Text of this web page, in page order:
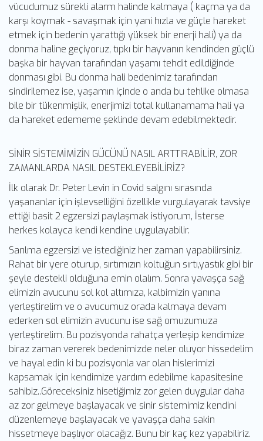
vücudumuz sürekli alarm halinde kalmaya ( kaçma ya da
karşı koymak - savaşmak için yani hızla ve güçle hareket
etmek için bedenin yarattığı yüksek bir enerji hali) ya da
donma haline geçiyoruz, tıpkı bir hayvanın kendinden güçlü
başka bir hayvan tarafından yaşamı tehdit edildiğinde
donması gibi. Bu donma hali bedenimiz tarafından
sindirilemez ise, yaşamın içinde o anda bu tehlike olmasa
bile bir tükenmişlik, enerjimizi total kullanamama hali ya
da hareket edememe şeklinde devam edebilmektedir.
SİNİR SİSTEMİMİZİN GÜCÜNÜ NASIL ARTTIRABİLİR, ZOR
ZAMANLARDA NASIL DESTEKLEYEBİLİRİZ?
İlk olarak Dr. Peter Levin in Covid salgını sırasında
yaşananlar için işlevselliğini özellikle vurgulayarak tavsiye
ettiği basit 2 egzersizi paylaşmak istiyorum, İsterse
herkes kolayca kendi kendine uygulayabilir.
Sarılma egzersizi ve istediğiniz her zaman yapabilirsiniz.
Rahat bir yere oturup, sırtımızın koltuğun sırtı,yastık gibi bir
şeyle destekli olduğuna emin olalım. Sonra yavaşça sağ
elimizin avucunu sol kol altımıza, kalbimizin yanına
yerleştirelim ve o avucumuz orada kalmaya devam
ederken sol elimizin avucunu ise sağ omuzumuza
yerleştirelim. Bu pozisyonda rahatça yerleşip kendimize
biraz zaman vererek bedenimizde neler oluyor hissedelim
ve hayal edin ki bu pozisyonla var olan hislerimizi
kapsamak için kendimize yardım edebilme kapasitesine
sahibiz..Göreceksiniz hisetiğimiz zor gelen duygular daha
az zor gelmeye başlayacak ve sinir sistemimiz kendini
düzenlemeye başlayacak ve yavaşça daha sakin
hissetmeye başlıyor olacağız. Bunu bir kaç kez yapabiliriz.